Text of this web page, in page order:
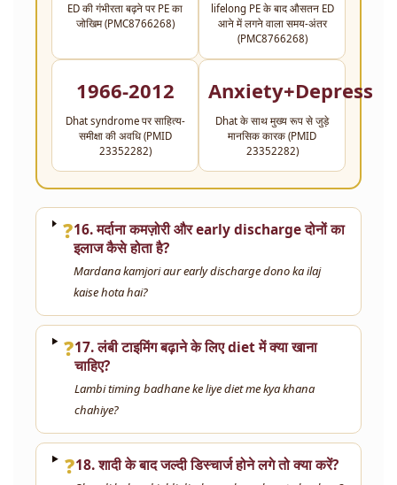
ED की गंभीरता बढ़ने पर PE का
जोखिम (PMC8766268)
lifelong PE के बाद औसतन ED
आने में लगने वाला समय-अंतर
(PMC8766268)
1966-2012
Dhat syndrome पर साहित्य-
समीक्षा की अवधि (PMID
23352282)
Dhat के साथ मुख्य रूप से जुड़े
मानसिक कारक (PMID
23352282)
❓16. मर्दाना कमज़ोरी और early discharge दोनों का
इलाज कैसे होता है?
Mardana kamjori aur early discharge dono ka ilaj
kaise hota hai?
❓17. लंबी टाइमिंग बढ़ाने के लिए diet में क्या खाना
चाहिए?
Lambi timing badhane ke liye diet me kya khana
chahiye?
❓18. शादी के बाद जल्दी डिस्चार्ज होने लगे तो क्या करें?